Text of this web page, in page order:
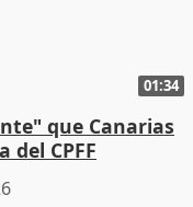
01:34
que Canarias
CPFF